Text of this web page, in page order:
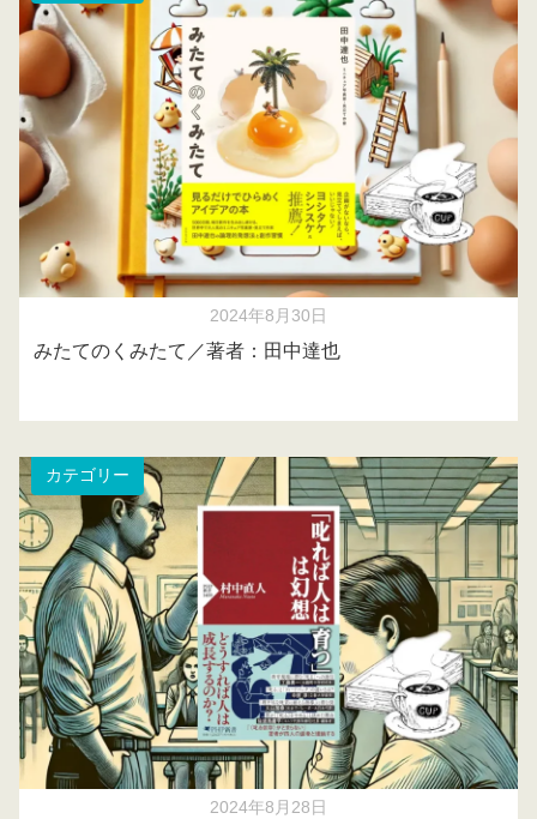
2024年8月30日
みたてのくみたて／著者：田中達也
カテゴリー
2024年8月28日